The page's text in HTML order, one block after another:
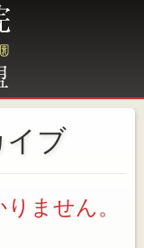
イブ
ません。